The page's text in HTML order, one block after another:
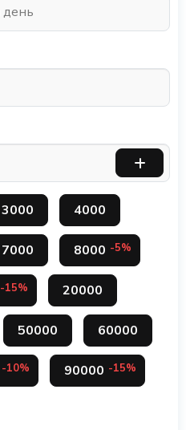
3000 4000
7000 8000 -5%
-15% 20000
50000 60000
-10% 90000 -15%